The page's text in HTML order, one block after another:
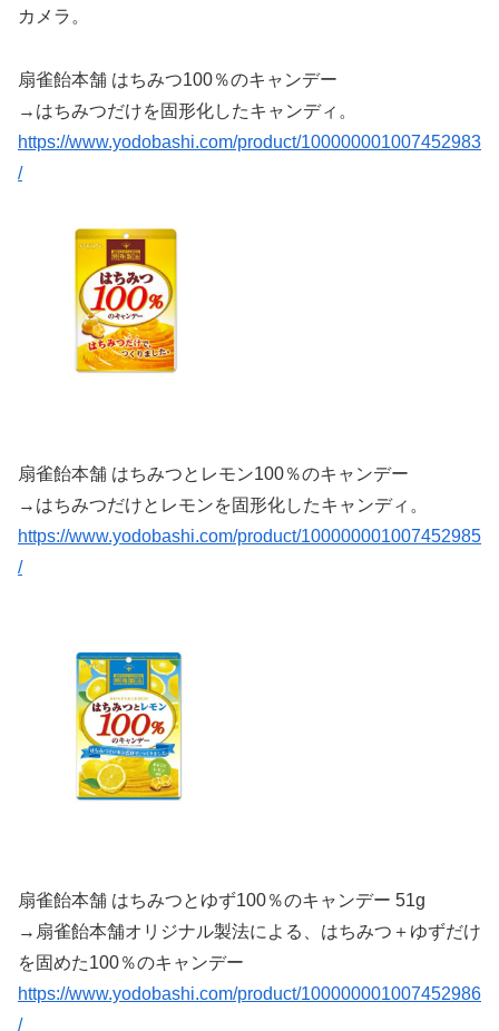
カメラ。
扇雀飴本舗 はちみつ100％のキャンデー
→はちみつだけを固形化したキャンディ。
https://www.yodobashi.com/product/100000001007452983
/
扇雀飴本舗 はちみつとレモン100％のキャンデー
→はちみつだけとレモンを固形化したキャンディ。
https://www.yodobashi.com/product/100000001007452985
/
扇雀飴本舗 はちみつとゆず100％のキャンデー 51g
→扇雀飴本舗オリジナル製法による、はちみつ＋ゆずだけ
を固めた100％のキャンデー
https://www.yodobashi.com/product/100000001007452986
/